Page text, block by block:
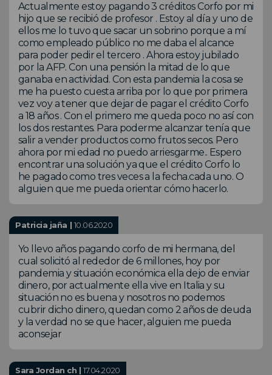
Actualmente estoy pagando 3 créditos Corfo por mi
hijo que se recibió de profesor . Estoy al día y uno de
ellos me lo tuvo que sacar un sobrino porque a mí
como empleado público no me daba el alcance
para poder pedir el tercero . Ahora estoy jubilado
por la AFP. Con una pensión la mitad de lo que
ganaba en actividad. Con esta pandemia la cosa se
me ha puesto cuesta arriba por lo que por primera
vez voy a tener que dejar de pagar el crédito Corfo
a 18 años . Con el primero me queda poco no así con
los dos restantes. Para poderme alcanzar tenía que
salir a vender productos como frutos secos. Pero
ahora por mi edad no puedo arriesgarme.. Espero
encontrar una solución ya que el crédito Corfo lo
he pagado como tres veces a la fecha.cada uno. O
alguien que me pueda orientar cómo hacerlo.
Patricia jaña | 10.06.2020
Yo llevo años pagando corfo de mi hermana, del
cual solicitó al rededor de 6 millones, hoy por
pandemia y situación económica ella dejo de enviar
dinero, por actualmente ella vive en Italia y su
situación no es buena y nosotros no podemos
cubrir dicho dinero, quedan como 2 años de deuda
y la verdad no se que hacer, alguien me pueda
aconsejar
Sara Jordan ch |17.04.2020